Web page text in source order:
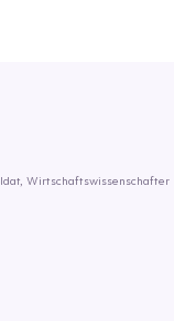
Wirtschaftswissenschafter